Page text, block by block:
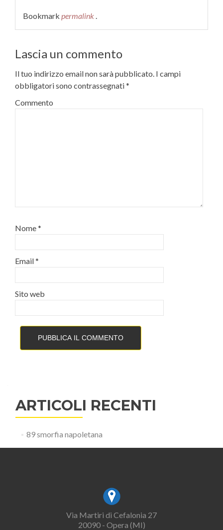
Bookmark permalink .
Lascia un commento
Il tuo indirizzo email non sarà pubblicato. I campi
obbligatori sono contrassegnati*
Commento
Nome*
Email*
Sito web
ARTICOLI RECENTI
89 smorfia napoletana
Via Martiri di Cefalonia 27
20090 - Opera (MI)